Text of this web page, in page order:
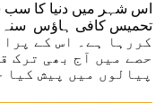
اس شہر میں دنیا کا سب
کررہا ہے۔ اس کے
حصے میں آج بھی ترک
پیالوں میں پیش کیا